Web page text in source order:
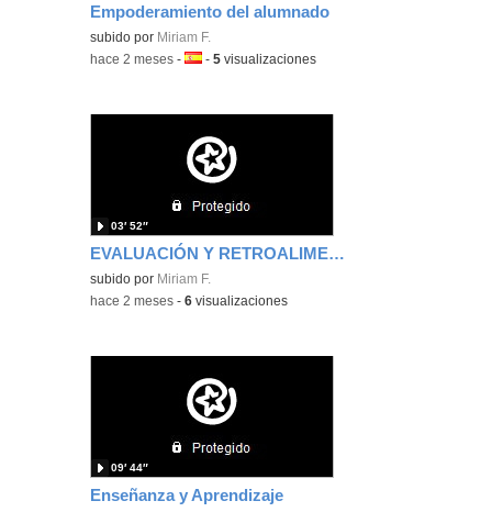
Empoderamiento del alumnado
subido por Miriam F.
-hace 2 meses -Idioma:
-5 visualizaciones
EVALUACIÓN Y RETROALIMENTACIÓN
subido por Miriam F.
03′ 52″
-hace 2 meses -6 visualizaciones
Enseñanza y Aprendizaje
09′ 44″